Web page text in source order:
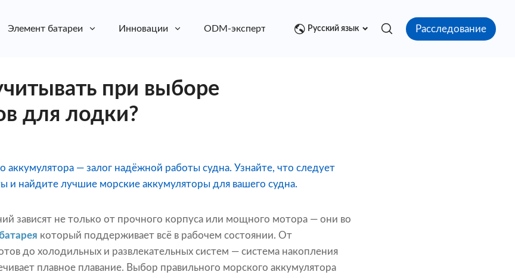
Элемент батареи Инновации ODM-эксперт Медиа центр Контакт
Русский язык Расследование
при выборе
для лодки?
аккумулятора — залог надёжной работы судна. Узнайте, что следует
и найдите лучшие морские аккумуляторы для вашего судна.
зависят не только от прочного корпуса или мощного мотора — они во
который поддерживает всё в рабочем состоянии. От
до холодильных и развлекательных систем — система накопления
плавное плавание. Выбор правильного морского аккумулятора